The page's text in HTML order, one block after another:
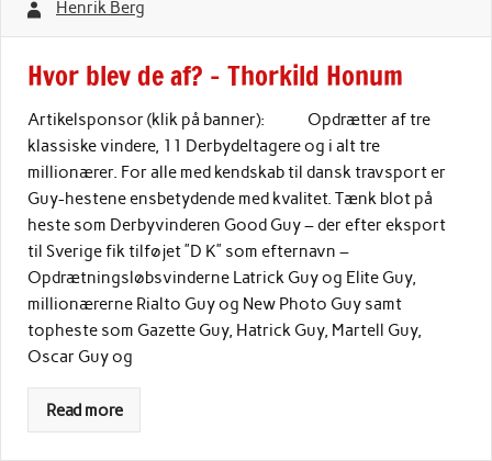
Henrik Berg
Hvor blev de af? – Thorkild Honum
Artikelsponsor (klik på banner): Opdrætter af tre
klassiske vindere, 11 Derbydeltagere og i alt tre
millionærer. For alle med kendskab til dansk travsport er
Guy-hestene ensbetydende med kvalitet. Tænk blot på
heste som Derbyvinderen Good Guy – der efter eksport
til Sverige fik tilføjet ”D K” som efternavn –
Opdrætningsløbsvinderne Latrick Guy og Elite Guy,
millionærerne Rialto Guy og New Photo Guy samt
topheste som Gazette Guy, Hatrick Guy, Martell Guy,
Oscar Guy og
Read more